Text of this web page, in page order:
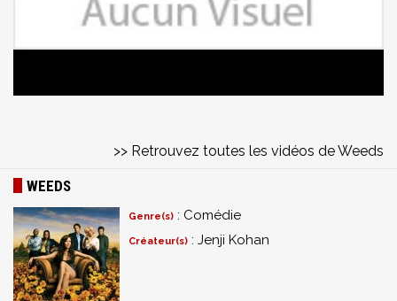
>> Retrouvez toutes les vidéos de Weeds
WEEDS
Genre(s) : Comédie
Créateur(s) : Jenji Kohan